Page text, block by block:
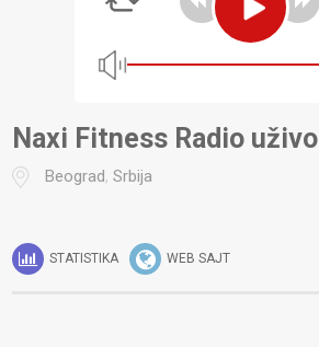
Naxi Fitness Radio uživo
Beograd,Srbija
STATISTIKA WEB SAJT